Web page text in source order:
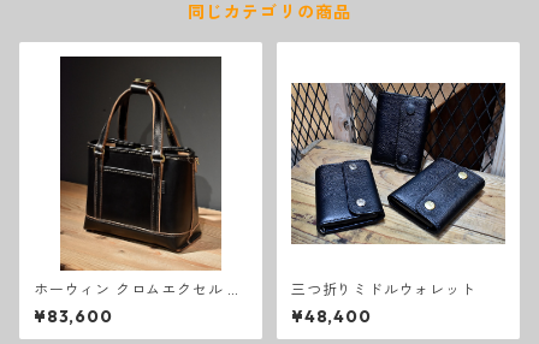
同じカテゴリの商品
ホーウィン クロムエクセル ト
ートバッグ M
¥83,600
三つ折りミドルウォレット
¥48,400